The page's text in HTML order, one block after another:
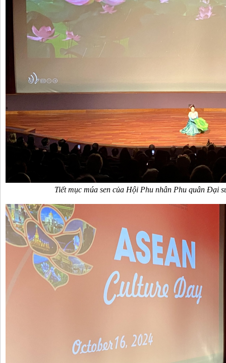
Tiết mục múa sen của Hội Phu nhân Phu quân Đại